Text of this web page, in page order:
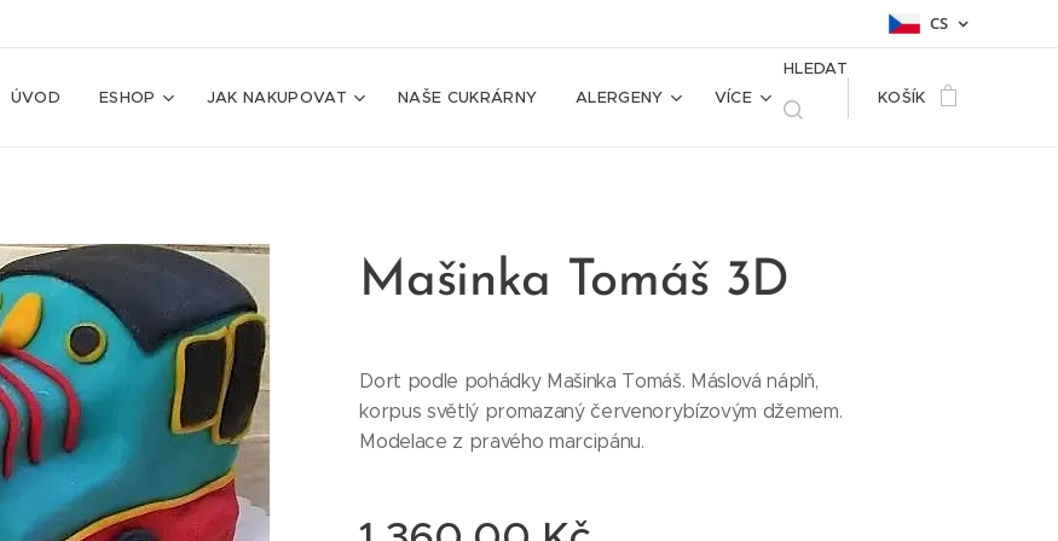
CS
ÚVOD ESHOP JAK NAKUPOVAT NAŠE CUKRÁRNY ALERGENY VÍCE
HLEDAT
KOŠÍK
Mašinka Tomáš 3D
Dort podle pohádky Mašinka Tomáš. Máslová náplň,
korpus světlý promazaný červenorybízovým džemem.
Modelace z pravého marcipánu.